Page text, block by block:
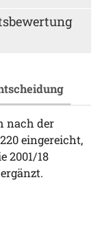
nach der
eingereicht,
2001/18